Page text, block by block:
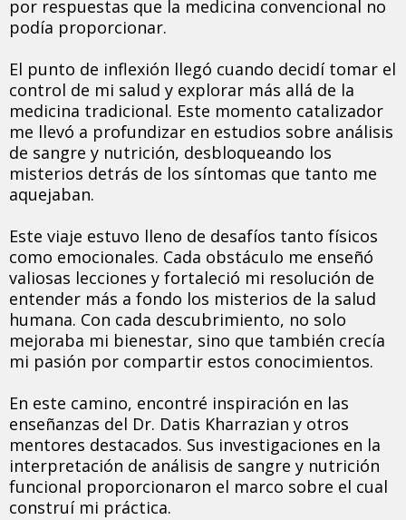
por respuestas que la medicina convencional no
podía proporcionar.
El punto de inflexión llegó cuando decidí tomar el
control de mi salud y explorar más allá de la
medicina tradicional. Este momento catalizador
me llevó a profundizar en estudios sobre análisis
de sangre y nutrición, desbloqueando los
misterios detrás de los síntomas que tanto me
aquejaban.
Este viaje estuvo lleno de desafíos tanto físicos
como emocionales. Cada obstáculo me enseñó
valiosas lecciones y fortaleció mi resolución de
entender más a fondo los misterios de la salud
humana. Con cada descubrimiento, no solo
mejoraba mi bienestar, sino que también crecía
mi pasión por compartir estos conocimientos.
En este camino, encontré inspiración en las
enseñanzas del Dr. Datis Kharrazian y otros
mentores destacados. Sus investigaciones en la
interpretación de análisis de sangre y nutrición
funcional proporcionaron el marco sobre el cual
construí mi práctica.